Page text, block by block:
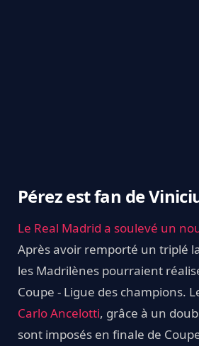
Pérez est fan de
Le Real Madrid a soulevé un
Après avoir remporté un triplé
les Madrilènes pourraient
Coupe - Ligue des champions.
Carlo Ancelotti, grâce à un
sont imposés en finale de